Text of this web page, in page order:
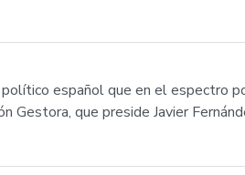
español que en el espectro
que preside Javier